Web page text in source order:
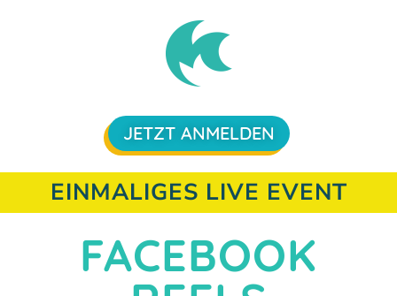
JETZT ANMELDEN
EINMALIGES LIVE EVENT
FACEBOOK